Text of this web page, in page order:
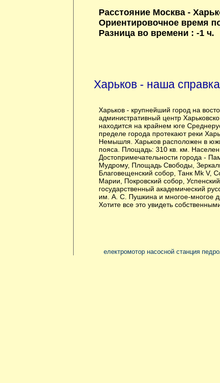
Расстояние Москва -
Ориентировочное время
Разница во времени : -1 ч.
Харьков - наша справка
Харьков - крупнейший город на
административный центр
находится на крайнем юге
пределе города протекают реки
Немышля. Харьков расположен в
пояса. Площадь: 310 кв. км.
Достопримечательности города -
Мудрому, Площадь Свободы,
Благовещенский собор, Танк Mk V,
Марии, Покровский собор,
государственный академический
им. А. С. Пушкина и многое-многое
Хотите все это увидеть
електромотор насосной станция